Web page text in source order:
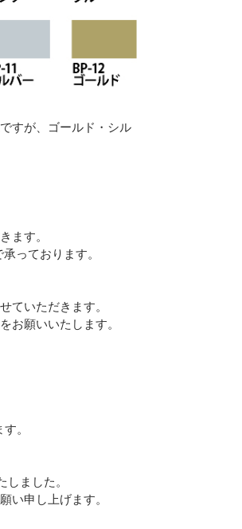
すが、ゴールド・シル
ます。
っております。
ていただきます。
お願いいたします。
。
ました。
い申し上げます。